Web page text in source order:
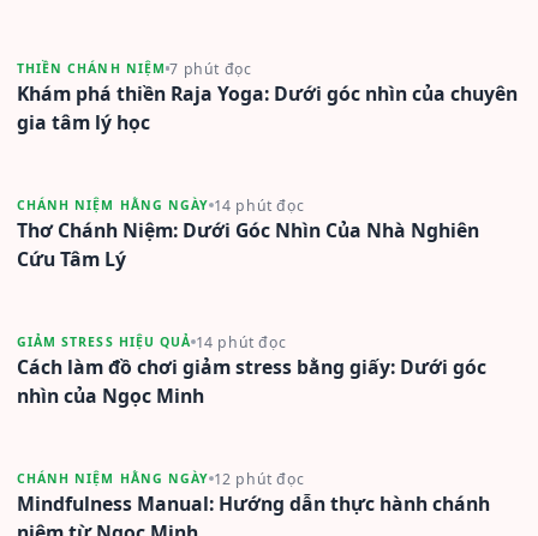
THIỀN CHÁNH NIỆM 7 phút đọc
Khám phá thiền Raja Yoga: Dưới góc nhìn của chuyên
gia tâm lý học
CHÁNH NIỆM HẰNG NGÀY 14 phút đọc
Thơ Chánh Niệm: Dưới Góc Nhìn Của Nhà Nghiên
Cứu Tâm Lý
GIẢM STRESS HIỆU QUẢ 14 phút đọc
Cách làm đồ chơi giảm stress bằng giấy: Dưới góc
nhìn của Ngọc Minh
CHÁNH NIỆM HẰNG NGÀY 12 phút đọc
Mindfulness Manual: Hướng dẫn thực hành chánh